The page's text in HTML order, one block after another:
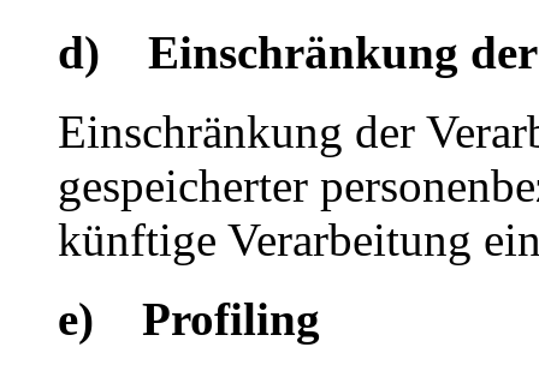
d) Einschränkung der
Einschränkung der
gespeicherter
künftige Verarbeitung
e) Profiling